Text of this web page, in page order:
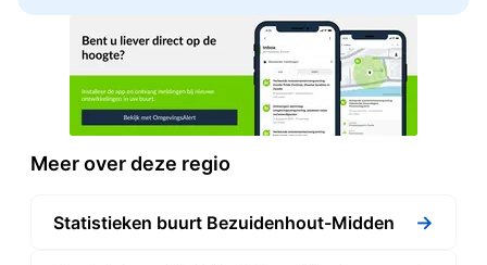
Meer over deze regio
Statistieken buurt Bezuidenhout-Midden →